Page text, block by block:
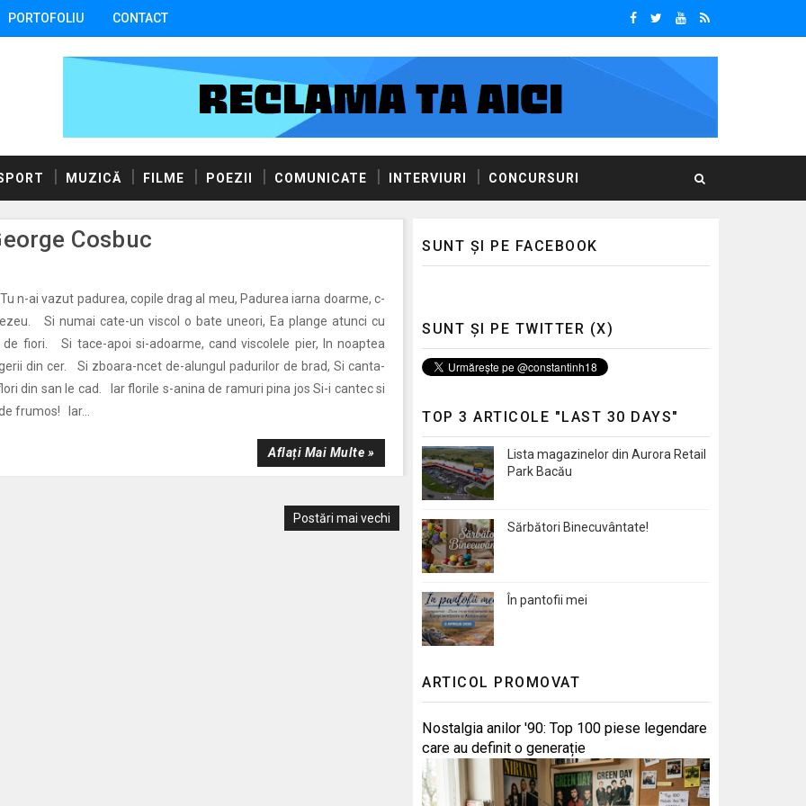
PORTOFOLIU CONTACT
MUZICĂ FILME POEZII COMUNICATE INTERVIURI CONCURSURI
Cosbuc
n-ai vazut padurea, copile drag al meu, Padurea iarna doarme, c-
Si numai cate-un viscol o bate uneori, Ea plange atunci cu
de fiori. Si tace-apoi si-adoarme, cand viscolele pier, In noaptea
din cer. Si zboara-ncet de-alungul padurilor de brad, Si canta-
din san le cad. Iar florile s-anina de ramuri pina jos Si-i cantec si
frumos! Iar...
Aflați Mai Multe »
Postări mai vechi
SUNT ȘI PE FACEBOOK
SUNT ȘI PE TWITTER (X)
TOP 3 ARTICOLE "LAST 30 DAYS"
Lista magazinelor din Aurora Retail
Park Bacău
Sărbători Binecuvântate!
În pantofii mei
ARTICOL PROMOVAT
Nostalgia anilor '90: Top 100 piese legendare
care au definit o generație